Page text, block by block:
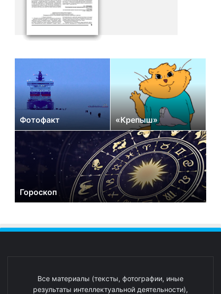
Фотофакт «Крепыш»
Гороскоп
Все материалы (тексты, фотографии, иные
результаты интеллектуальной деятельности),